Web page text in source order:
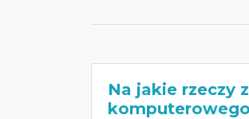
Na jakie rzeczy
komputerowego